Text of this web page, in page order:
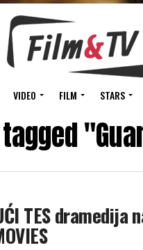
VIDEO FILM STARS
TES dramedija